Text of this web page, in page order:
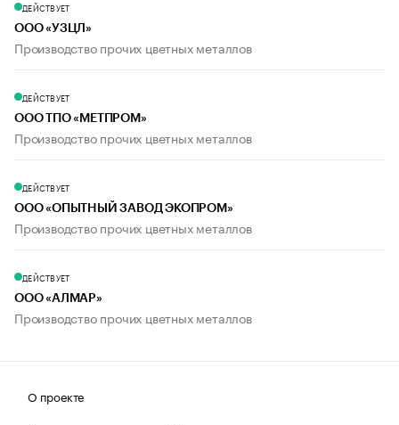
ДЕЙСТВУЕТ
ООО «УЗЦЛ»
Производство прочих цветных металлов
ДЕЙСТВУЕТ
ООО ТПО «МЕТПРОМ»
Производство прочих цветных металлов
ДЕЙСТВУЕТ
ООО «ОПЫТНЫЙ ЗАВОД ЭКОПРОМ»
Производство прочих цветных металлов
ДЕЙСТВУЕТ
ООО «АЛМАР»
Производство прочих цветных металлов
О проекте